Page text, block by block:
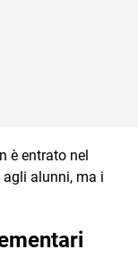
è entrato nel
alunni, ma i